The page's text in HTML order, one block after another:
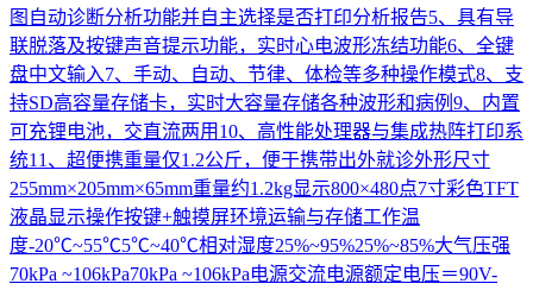
图自动诊断分析功能并自主选择是否打印分析报告5、具有导
联脱落及按键声音提示功能，实时心电波形冻结功能6、全键
盘中文输入7、手动、自动、节律、体检等多种操作模式8、支
持SD高容量存储卡，实时大容量存储各种波形和病例9、内置
可充锂电池，交直流两用10、高性能处理器与集成热阵打印系
统11、超便携重量仅1.2公斤，便于携带出外就诊外形尺寸
255mm×205mm×65mm重量约1.2kg显示800×480点7寸彩色TFT
液晶显示操作按键+触摸屏环境运输与存储工作温
度-20℃~55℃5℃~40℃相对湿度25%~95%25%~85%大气压强
70kPa ~106kPa70kPa ~106kPa电源交流电源额定电压＝90V-